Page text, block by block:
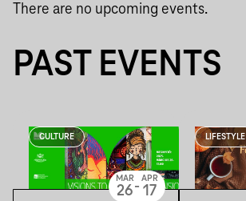
There are no upcoming events.
PAST EVENTS
CULTURE
MAR
26- APR
17
LIFESTYLE